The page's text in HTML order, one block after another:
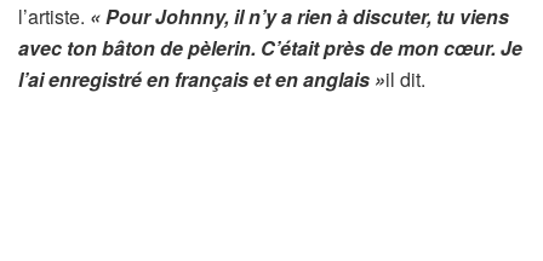
l’artiste. « Pour Johnny, il n’y a rien à discuter, tu viens
avec ton bâton de pèlerin. C’était près de mon cœur. Je
l’ai enregistré en français et en anglais »il dit.